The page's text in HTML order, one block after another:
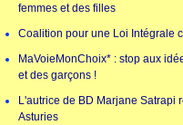
femmes et des filles
Coalition pour une Loi Intégrale
MaVoieMonChoix* : stop aux
et des garçons !
L'autrice de BD Marjane Satrapi
Asturies